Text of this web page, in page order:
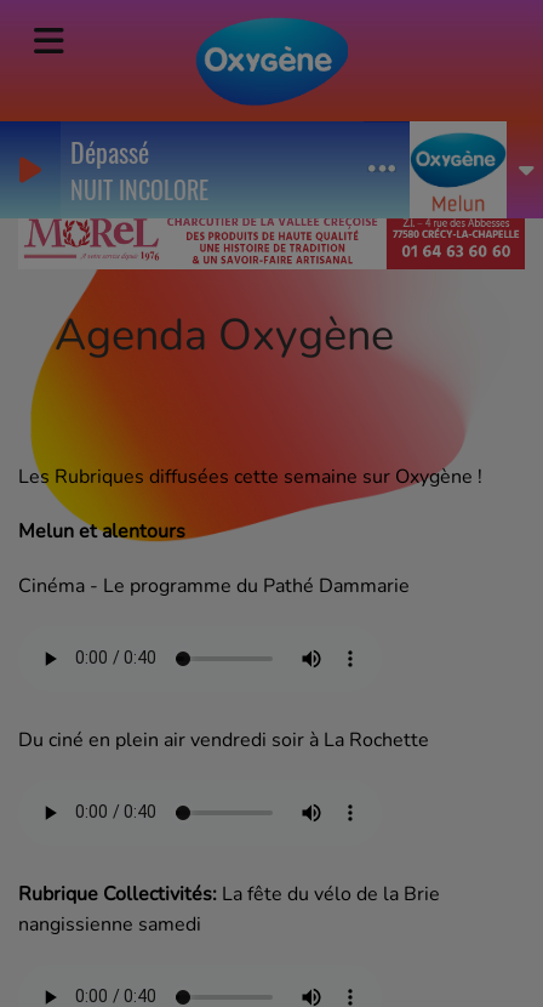
Dépassé
NUIT INCOLORE
Agenda Oxygène
Les Rubriques diffusées cette semaine sur Oxygène !
Melun et alentours
Cinéma - Le programme du Pathé Dammarie
Du ciné en plein air vendredi soir à La Rochette
Rubrique Collectivités: La fête du vélo de la Brie
nangissienne samedi